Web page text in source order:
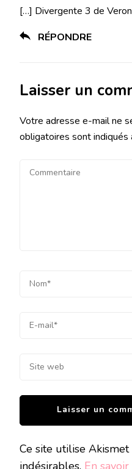
[…] Divergente 3 de
RÉPONDRE
Laisser un
Votre adresse e-mail ne
obligatoires sont indiqués
Ce site utilise
indésirables. En